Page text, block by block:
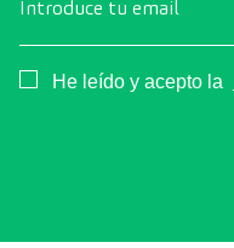
Introduce tu email
Consentimiento
He leído y acepto la